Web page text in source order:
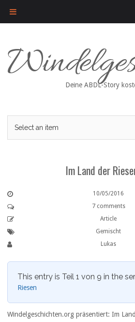
content
Deine ABDL-Story
Im Land der
10/05/2016
7 comments
Article
Gemischt
Lukas
This entry is Teil 1 von 9 in the
Riesen
Windelgeschichten.org präsentiert: Im